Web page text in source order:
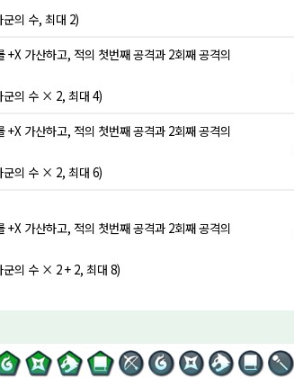
의 수, 최대 2)
가산하고, 적의 첫번째 공격과 2회째 공격의
군의 수 × 2, 최대 4)
가산하고, 적의 첫번째 공격과 2회째 공격의
군의 수 × 2, 최대 6)
가산하고, 적의 첫번째 공격과 2회째 공격의
군의 수 × 2 + 2, 최대 8)